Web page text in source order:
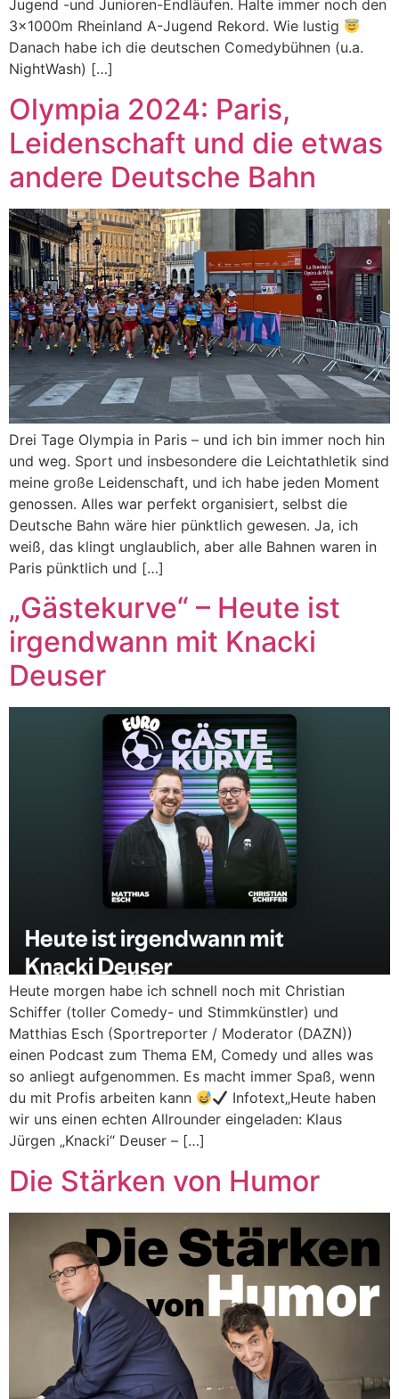
Jugend -und Junioren-Endläufen. Halte immer noch den
3x1000m Rheinland A-Jugend Rekord. Wie lustig
Danach habe ich die deutschen Comedybühnen (u.a.
NightWash) […]
Olympia 2024: Paris,
Leidenschaft und die etwas
andere Deutsche Bahn
Drei Tage Olympia in Paris – und ich bin immer noch hin
und weg. Sport und insbesondere die Leichtathletik sind
meine große Leidenschaft, und ich habe jeden Moment
genossen. Alles war perfekt organisiert, selbst die
Deutsche Bahn wäre hier pünktlich gewesen. Ja, ich
weiß, das klingt unglaublich, aber alle Bahnen waren in
Paris pünktlich und […]
„Gästekurve“ – Heute ist
irgendwann mit Knacki
Deuser
Heute morgen habe ich schnell noch mit Christian
Schiffer (toller Comedy- und Stimmkünstler) und
Matthias Esch (Sportreporter / Moderator (DAZN))
einen Podcast zum Thema EM, Comedy und alles was
so anliegt aufgenommen. Es macht immer Spaß, wenn
du mit Profis arbeiten kann
Infotext„Heute haben
wir uns einen echten Allrounder eingeladen: Klaus
Jürgen „Knacki“ Deuser – […]
Die Stärken von Humor